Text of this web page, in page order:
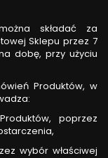
składać za
Sklepu przez 7
dobę, przy użyciu
Produktów, w
poprzez
wybór właściwej